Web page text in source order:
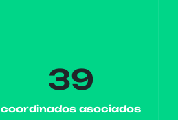
39
coordinados asociados